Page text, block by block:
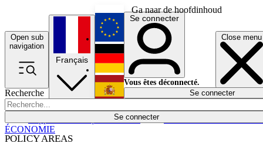
Ga naar de hoofdinhoud
Open sub
navigation
Close menu
Recherche
Se connecter
POLICY AREAS
Économie
Français
English
Deutsch
Español
Se connecter
Vous êtes déconnecté.
Se connecter
ÉCONOMIE